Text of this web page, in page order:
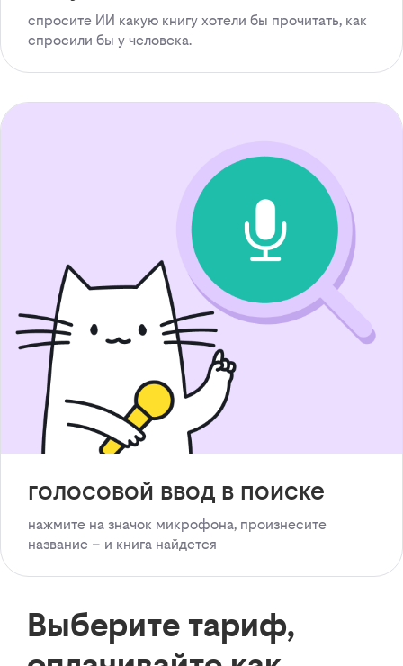
спросите ИИ какую книгу хотели бы прочитать, как
спросили бы у человека.
голосовой ввод в поиске
нажмите на значок микрофона, произнесите
название – и книга найдется
Выберите тариф,